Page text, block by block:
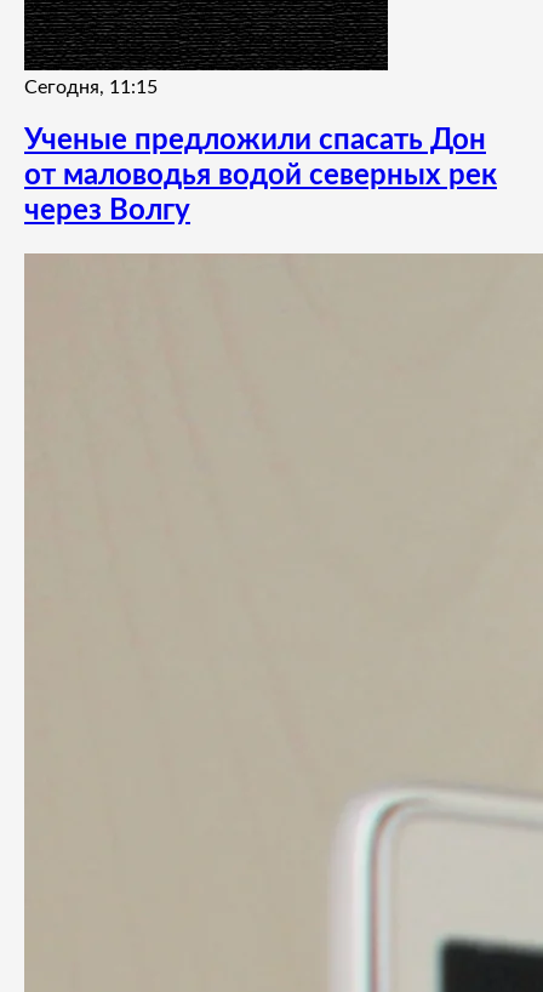
Сегодня, 11:15
Ученые предложили спасать Дон
от маловодья водой северных рек
через Волгу